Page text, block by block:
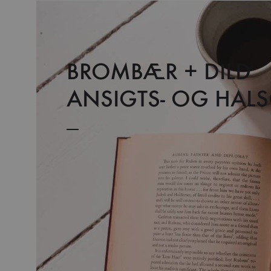
BROMBÆR + DILD
ANSIGTS- OG